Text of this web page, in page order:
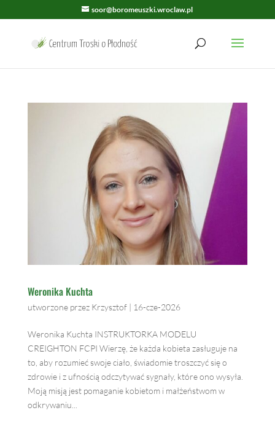
soor@boromeuszki.wroclaw.pl
Weronika Kuchta
utworzone przez Krzysztof| 16-cze-2026
Weronika Kuchta INSTRUKTORKA MODELU
CREIGHTON FCPI Wierzę, że każda kobieta zasługuje na
to, aby rozumieć swoje ciało, świadomie troszczyć się o
zdrowie i z ufnością odczytywać sygnały, które ono wysyła.
Moją misją jest pomaganie kobietom i małżeństwom w
odkrywaniu...